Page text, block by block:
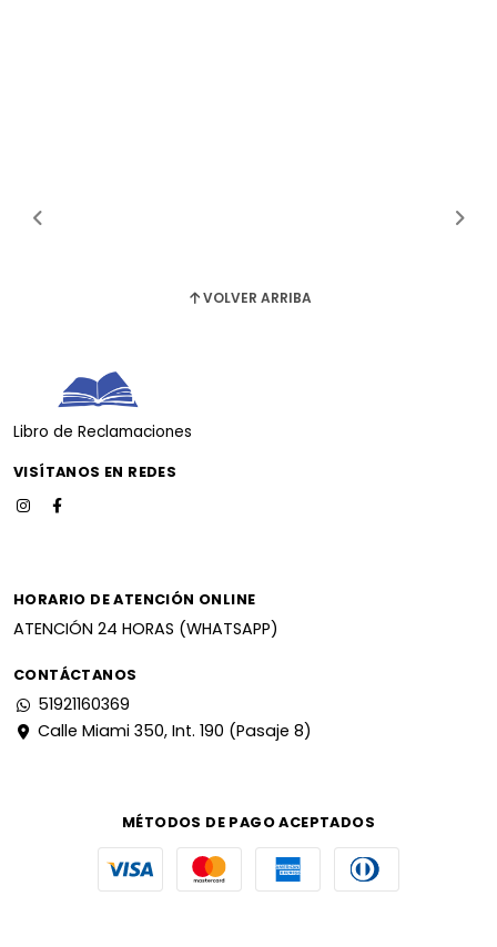
VOLVER ARRIBA
Libro de Reclamaciones
VISÍTANOS EN REDES
HORARIO DE ATENCIÓN ONLINE
ATENCIÓN 24 HORAS (WHATSAPP)
CONTÁCTANOS
51921160369
Calle Miami 350, Int. 190 (Pasaje 8)
MÉTODOS DE PAGO ACEPTADOS